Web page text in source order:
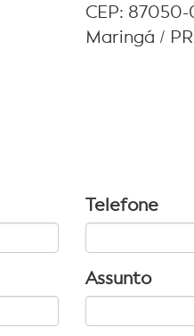
CEP:
Maringá / PR
Telefone
Assunto